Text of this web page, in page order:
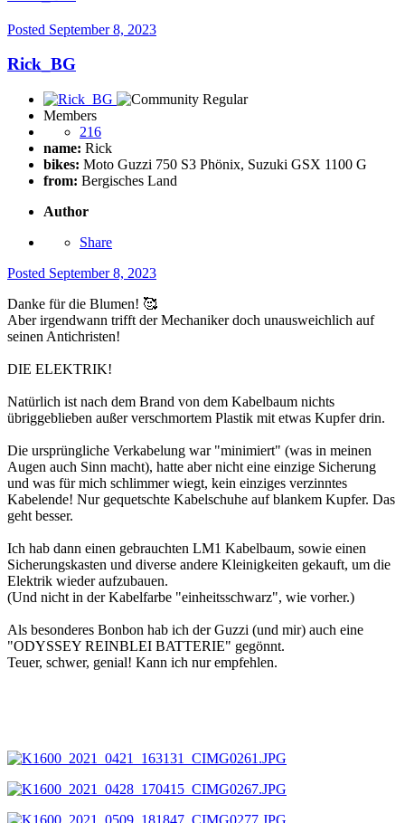
Posted September 8, 2023
Rick_BG
Members
216
name: Rick
bikes: Moto Guzzi 750 S3 Phönix, Suzuki GSX 1100 G
from: Bergisches Land
Author
Share
Posted September 8, 2023
Danke für die Blumen! 🥰
Aber irgendwann trifft der Mechaniker doch unausweichlich auf
seinen Antichristen!
DIE ELEKTRIK!
Natürlich ist nach dem Brand von dem Kabelbaum nichts
übriggeblieben außer verschmortem Plastik mit etwas Kupfer drin.
Die ursprüngliche Verkabelung war "minimiert" (was in meinen
Augen auch Sinn macht), hatte aber nicht eine einzige Sicherung
und was für mich schlimmer wiegt, kein einziges verzinntes
Kabelende! Nur gequetschte Kabelschuhe auf blankem Kupfer. Das
geht besser.
Ich hab dann einen gebrauchten LM1 Kabelbaum, sowie einen
Sicherungskasten und diverse andere Kleinigkeiten gekauft, um die
Elektrik wieder aufzubauen.
(Und nicht in der Kabelfarbe "einheitsschwarz", wie vorher.)
Als besonderes Bonbon hab ich der Guzzi (und mir) auch eine
"ODYSSEY REINBLEI BATTERIE" gegönnt.
Teuer, schwer, genial! Kann ich nur empfehlen.